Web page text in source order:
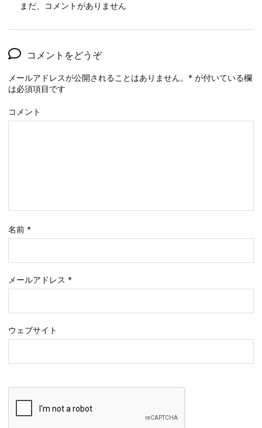
まだ、コメントがありません
コメントをどうぞ
メールアドレスが公開されることはありません。 * が付いている欄
は必須項目です
コメント
名前 *
メールアドレス *
ウェブサイト